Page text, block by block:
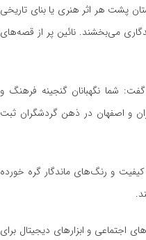
پشت هر اثر هنری یا بنای تاریخی
می‌بخشند. نائین پر از قصه‌های
شما نگهبانان گنجینه فرهنگ و
و اصفهان در ذهن گردشگران ثبت
کیفیت و رنگ‌های ماندگار گره خورده
اجتماعی و ابزارهای دیجیتال برای